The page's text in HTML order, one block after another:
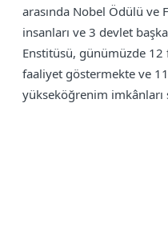
arasında Nobel Ödülü ve
insanları ve 3 devlet
Enstitüsü, günümüzde 12
faaliyet göstermekte ve
yükseköğrenim imkânları